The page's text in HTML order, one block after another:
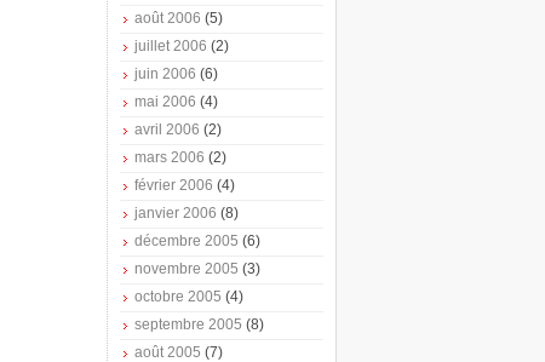
août 2006 (5)
juillet 2006 (2)
juin 2006 (6)
mai 2006 (4)
avril 2006 (2)
mars 2006 (2)
février 2006 (4)
janvier 2006 (8)
décembre 2005 (6)
novembre 2005 (3)
octobre 2005 (4)
septembre 2005 (8)
août 2005 (7)